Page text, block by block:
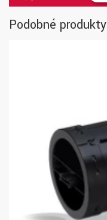
Podobné produkty